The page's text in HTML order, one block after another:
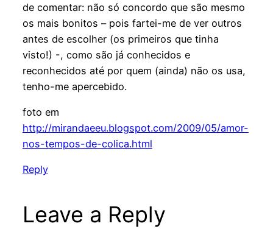
de comentar: não só concordo que são mesmo
os mais bonitos – pois fartei-me de ver outros
antes de escolher (os primeiros que tinha
visto!) -, como são já conhecidos e
reconhecidos até por quem (ainda) não os usa,
tenho-me apercebido.
foto em
http://mirandaeeu.blogspot.com/2009/05/amor-
nos-tempos-de-colica.html
Reply
Leave a Reply